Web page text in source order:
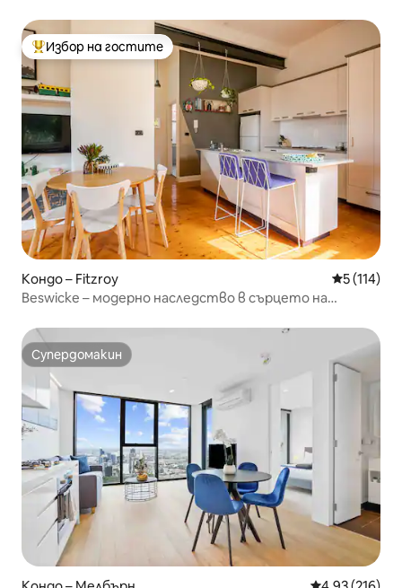
Най-популярен избор на гостите
Избор на гостите
Кондо – Fitzroy Средна
5 (114)
Beswicke – модерно наследство в сърцето на
Супердомакин
Супердомакин